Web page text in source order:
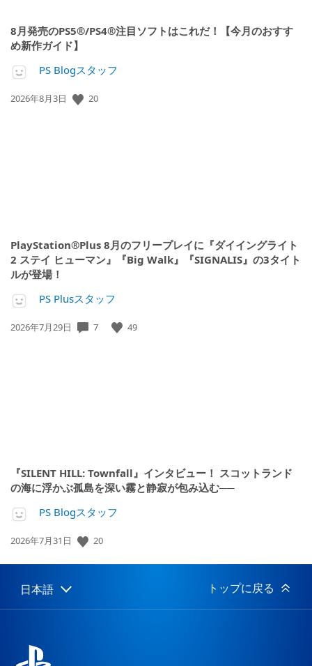
8月発売のPS5®/PS4®注目ソフトはこれだ！【今月のおすす
め新作ガイド】
PS Blogスタッフ
公
2026年8月3日 20
PlayStation®Plus 8月のフリープレイに『ダイイングライト
2 ステイ ヒューマン』『Big Walk』『SIGNALIS』の3タイト
ルが登場！
PS Plusスタッフ
公
2026年7月29日 7 49
『SILENT HILL: Townfall』インタビュー！ スコットランド
の海に浮かぶ孤島を深い霧と静寂が包み込む──
PS Blogスタッフ
公
日:
2026年7月31日 20
Select
a
Current
region:
日本語 トップに戻る